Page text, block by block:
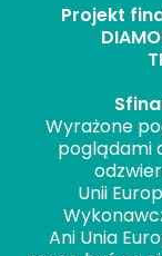
Projekt
Wyrażone
poglądami
Unii
Ani Unia